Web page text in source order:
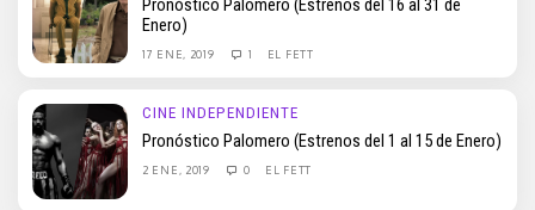
Pronóstico Palomero (Estrenos del 16 al 31 de
Enero)
17 ENE, 2019 1 EL FETT
CINE INDEPENDIENTE
Pronóstico Palomero (Estrenos del 1 al 15 de Enero)
2 ENE, 2019 0 EL FETT